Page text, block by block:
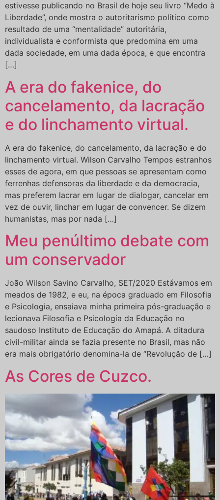
estivesse publicando no Brasil de hoje seu livro “Medo à
Liberdade”, onde mostra o autoritarismo político como
resultado de uma “mentalidade” autoritária,
individualista e conformista que predomina em uma
dada sociedade, em uma dada época, e que encontra
[…]
A era do fakenice, do
cancelamento, da lacração
e do linchamento virtual.
A era do fakenice, do cancelamento, da lacração e do
linchamento virtual. Wilson Carvalho Tempos estranhos
esses de agora, em que pessoas se apresentam como
ferrenhas defensoras da liberdade e da democracia,
mas preferem lacrar em lugar de dialogar, cancelar em
vez de ouvir, linchar em lugar de convencer. Se dizem
humanistas, mas por nada […]
Meu penúltimo debate com
um conservador
João Wilson Savino Carvalho, SET/2020 Estávamos em
meados de 1982, e eu, na época graduado em Filosofia
e Psicologia, ensaiava minha primeira pós-graduação e
lecionava Filosofia e Psicologia da Educação no
saudoso Instituto de Educação do Amapá. A ditadura
civil-militar ainda se fazia presente no Brasil, mas não
era mais obrigatório denomina-la de “Revolução de […]
As Cores de Cuzco.